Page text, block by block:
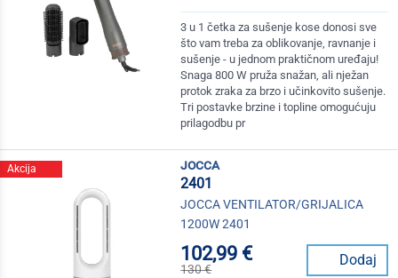
3 u 1 četka za sušenje kose donosi sve
što vam treba za oblikovanje, ravnanje i
sušenje - u jednom praktičnom uređaju!
Snaga 800 W pruža snažan, ali nježan
protok zraka za brzo i učinkovito sušenje.
Tri postavke brzine i topline omogućuju
prilagodbu pr
Akcija
jocca
2401
JOCCA VENTILATOR/GRIJALICA
1200W 2401
102,99 €
130 €
Dodaj